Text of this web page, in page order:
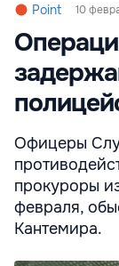
Point 10
Офицеры
прокуроры
февраля,
Кантемира.